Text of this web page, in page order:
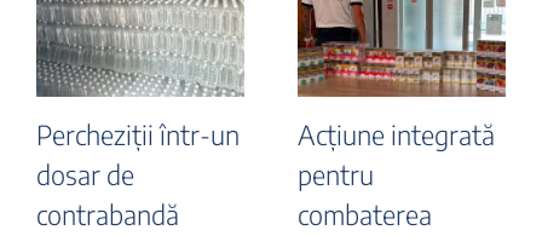
Percheziții într-un
dosar de
contrabandă
Acțiune integrată
pentru
combaterea